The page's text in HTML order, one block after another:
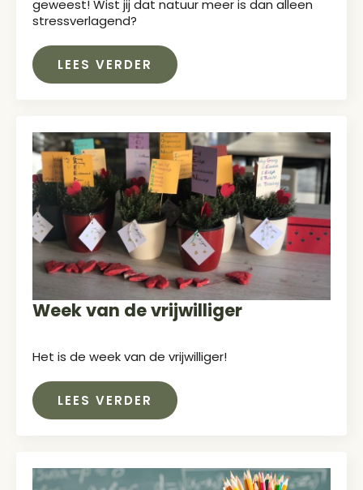
geweest! Wist jij dat natuur meer is dan alleen
stressverlagend?
LEES VERDER
Week van de vrijwilliger
Het is de week van de vrijwilliger!
LEES VERDER